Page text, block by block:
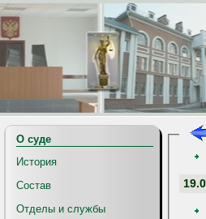
О суде
История
Состав
Отделы и службы